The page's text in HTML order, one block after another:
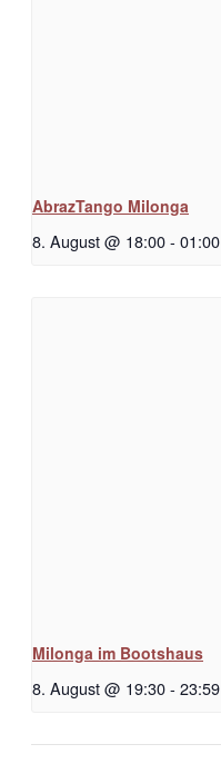
AbrazTango Milonga
8. August @ 18:00- 01:00
Milonga im Bootshaus
8. August @ 19:30- 23:59